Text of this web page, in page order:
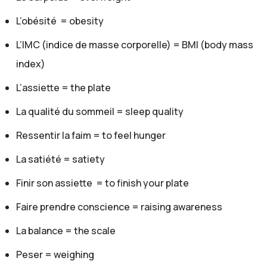
Gaelle:
Donc se former, ça veut dire il faut continuer
d'apprendre des choses. Sinon, on garde des
informations peut-être trop vieilles, qui sont un peu
Clémence:
Oui, c'est totalement ça.
Gaelle:
Très bien. Et donc toi, personnellement, tu as étudié
dans quelle ville?
Clémence:
Alors moi j'ai étudié en Lozère. C'est une toute petite
ville au centre de la France, vraiment un milieu très rural.
Gaelle:
D'accord, donc tu ne viens pas des grandes villes
comme Paris, Lyon, Bordeaux?
Clémence:
L’obésité = obesity
L’IMC (indice de masse corporelle) = BMI (body mass
index)
L’assiette = the plate
La qualité du sommeil = sleep quality
Ressentir la faim = to feel hunger
La satiété = satiety
Finir son assiette = to finish your plate
Faire prendre conscience = raising awareness
La balance = the scale
Peser = weighing